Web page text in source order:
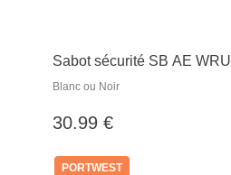
Sabot sécurité SB AE WRU
Blanc ou Noir
30.99 €
PORTWEST